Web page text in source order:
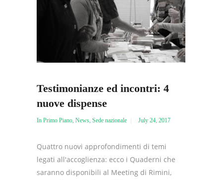
Testimonianze ed incontri: 4
nuove dispense
In Primo Piano, News, Sede nazionale July 24, 2017
Quattro nuovi approfondimenti di temi
legati all'accoglienza: ecco i Quaderni che
saranno disponibili al Meeting di Rimini,